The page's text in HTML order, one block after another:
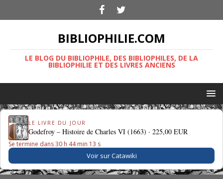
BIBLIOPHILIE.COM
LE BLOG DU BIBLIOPHILE, DES BIBLIOPHILES, DE LA
BIBLIOPHILIE ET DES LIVRES ANCIENS
LE LIVRE DU JOUR
Godefroy – Histoire de Charles VI (1663) ·225,00 EUR
Se termine dans 30 h 44 min 13 s
Voir sur Catawiki